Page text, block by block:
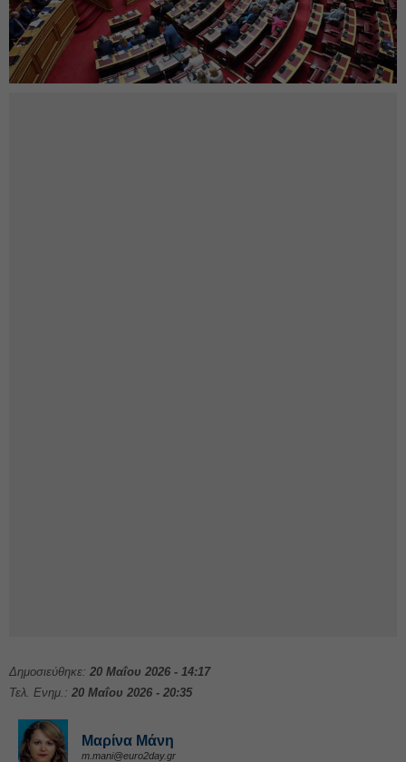
Δημοσιεύθηκε: 20 Μαΐου 2026 - 14:17
Τελ. Ενημ.: 20 Μαΐου 2026 - 20:35
Μαρίνα Μάνη
m.mani@euro2day.gr